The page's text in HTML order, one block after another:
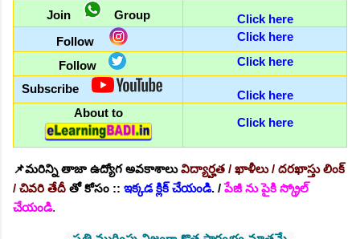
Join Group
Click here
Follow
Click here
Follow
Click here
Subscribe
Click here
About to
Click here
📌మరిన్ని తాజా ఉద్యోగ అవకాశాలువిద్యార్హత / ఖాళీలు / దరఖాస్తు లింక్
/ చివరి తేదీ తోకోసం :: ఇక్కడ క్లిక్ చేయండి. /పేజీ ను పైకి స్క్రోల్
చేయండి.